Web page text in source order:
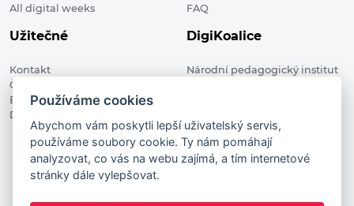
All digital weeks
FAQ
Užitečné
Kontakt
Členské organizace
Blog
Digitalizace ve vzdělávání
DigiKoalice
Národní pedagogický institut
DigiKoalice 2021. All rights reserved
Vstup do administrace
This project has received funding from the European
Používáme cookies
Abychom vám poskytli lepší uživatelský servis,
používáme soubory cookie. Ty nám pomáhají
analyzovat, co vás na webu zajímá, a tím internetové
stránky dále vylepšovat.